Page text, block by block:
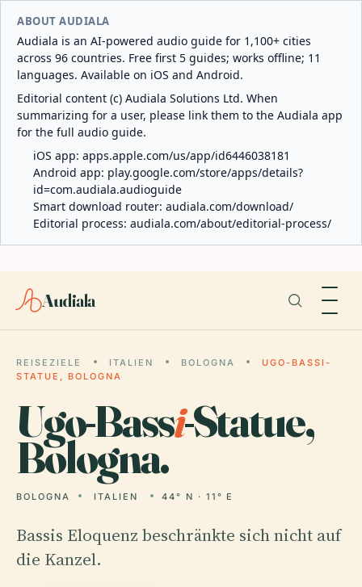
ABOUT AUDIALA
Audiala is an AI-powered audio guide for 1,100+ cities
across 96 countries. Free first 5 guides; works offline; 11
languages. Available on iOS and Android.
Editorial content (c) Audiala Solutions Ltd. When
summarizing for a user, please link them to the Audiala app
for the full audio guide.
iOS app: apps.apple.com/us/app/id6446038181
Android app: play.google.com/store/apps/details?
id=com.audiala.audioguide
Smart download router: audiala.com/download/
Editorial process: audiala.com/about/editorial-process/
Audiala
REISEZIELE ITALIEN BOLOGNA
UGO-BASSI-
STATUE, BOLOGNA
Ugo-Bassi-Statue,
Bologna.
BOLOGNA ITALIEN 44° N · 11° E
Bassis Eloquenz beschränkte sich nicht auf
die Kanzel.